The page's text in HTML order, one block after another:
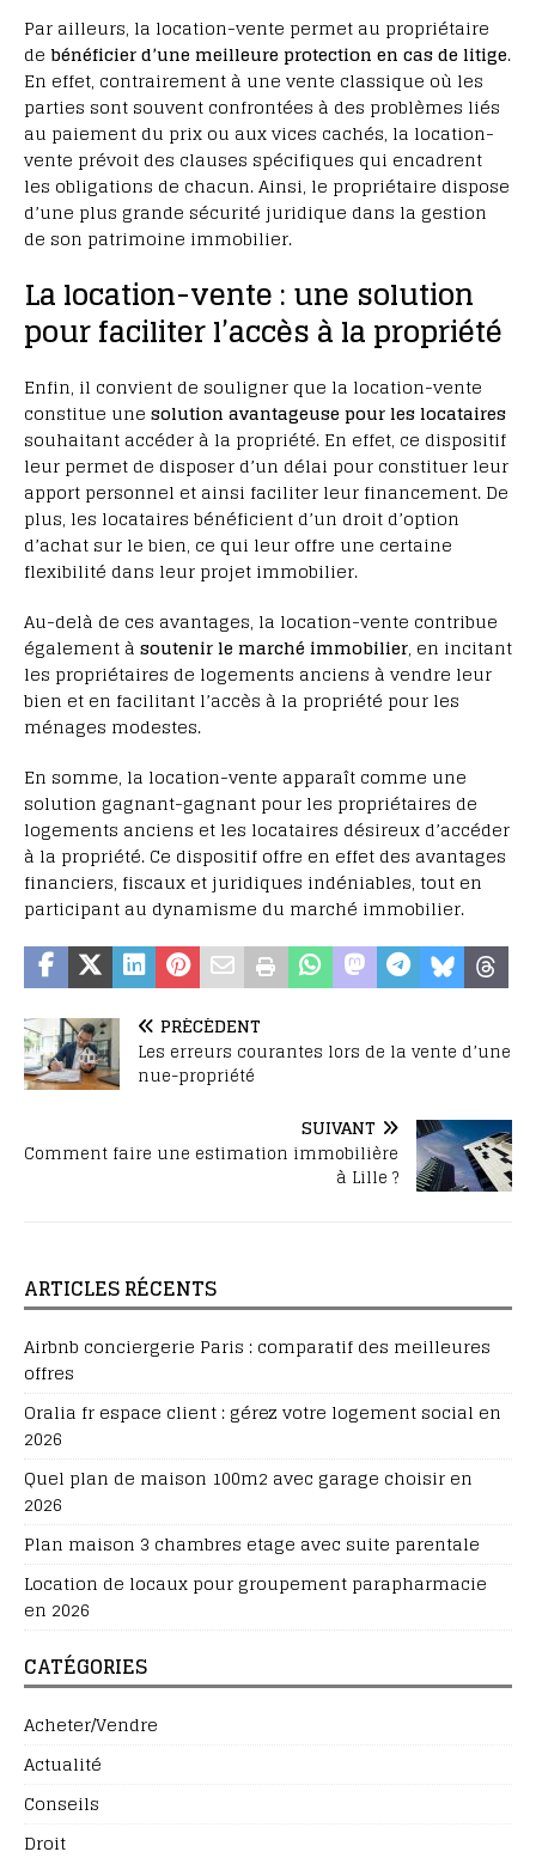
Par ailleurs, la location-vente permet au propriétaire
de bénéficier d’une meilleure protection en cas de litige.
En effet, contrairement à une vente classique où les
parties sont souvent confrontées à des problèmes liés
au paiement du prix ou aux vices cachés, la location-
vente prévoit des clauses spécifiques qui encadrent
les obligations de chacun. Ainsi, le propriétaire dispose
d’une plus grande sécurité juridique dans la gestion
de son patrimoine immobilier.
La location-vente : une solution
pour faciliter l’accès à la propriété
Enfin, il convient de souligner que la location-vente
constitue une solution avantageuse pour les locataires
souhaitant accéder à la propriété. En effet, ce dispositif
leur permet de disposer d’un délai pour constituer leur
apport personnel et ainsi faciliter leur financement. De
plus, les locataires bénéficient d’un droit d’option
d’achat sur le bien, ce qui leur offre une certaine
flexibilité dans leur projet immobilier.
Au-delà de ces avantages, la location-vente contribue
également à soutenir le marché immobilier, en incitant
les propriétaires de logements anciens à vendre leur
bien et en facilitant l’accès à la propriété pour les
ménages modestes.
En somme, la location-vente apparaît comme une
solution gagnant-gagnant pour les propriétaires de
logements anciens et les locataires désireux d’accéder
à la propriété. Ce dispositif offre en effet des avantages
financiers, fiscaux et juridiques indéniables, tout en
participant au dynamisme du marché immobilier.
PRÉCÉDENT
Les erreurs courantes lors de la vente d’une
nue-propriété
SUIVANT
Comment faire une estimation immobilière
à Lille ?
ARTICLES RÉCENTS
Airbnb conciergerie Paris : comparatif des meilleures
offres
Oralia fr espace client : gérez votre logement social en
2026
Quel plan de maison 100m2 avec garage choisir en
2026
Plan maison 3 chambres etage avec suite parentale
Location de locaux pour groupement parapharmacie
en 2026
CATÉGORIES
Acheter/Vendre
Actualité
Conseils
Droit